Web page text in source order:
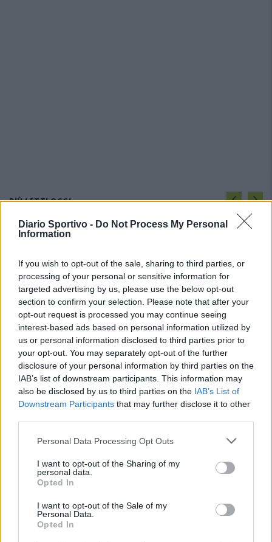
Diario Sportivo - Do Not Process My Personal
Information
If you wish to opt-out of the sale, sharing to third parties, or
processing of your personal or sensitive information for
targeted advertising by us, please use the below opt-out
section to confirm your selection. Please note that after your
opt-out request is processed you may continue seeing
interest-based ads based on personal information utilized by
us or personal information disclosed to third parties prior to
your opt-out. You may separately opt-out of the further
disclosure of your personal information by third parties on the
IAB’s list of downstream participants. This information may
also be disclosed by us to third parties on the IAB’s List of
Downstream Participants that may further disclose it to other
Personal Data Processing Opt Outs
I want to opt-out of the Sharing of my
personal data.
Opted In
I want to opt-out of the Sale of my
Personal Data.
Opted In
PIÙ LETTI OGGI
giovani tra i…
7 Ago 2026
Per Carbonia e Olbia si apre lo spiraglio di
ripartire dalla Seconda
7 Ago 2026
L'Ilva si completa con Markic, Contucci,
Carlucci, Bevilacqua, Solinas, Souare e Galic
7 Ago 2026
Manuel Rinino e Samuele Vacca
6 Ago 2026
Definiti gli organici di Prima con l'aggiunta
7 Ago 2026